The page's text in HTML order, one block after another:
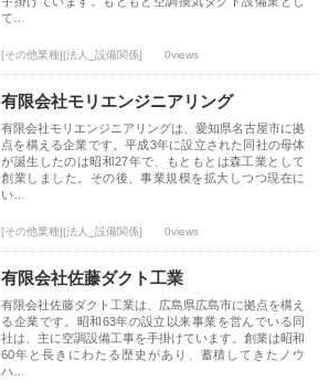
て…
[その他業種][法人_設備関係] 0views
有限会社モリエンジニアリング
有限会社モリエンジニアリングは、愛知県名古屋市に拠
点を構える企業です。平成3年に設立された同社の母体
が誕生したのは昭和27年で、もともとは森工業として
創業しました。その後、事業規模を拡大しつつ現在に
い…
[その他業種][法人_設備関係] 0views
有限会社佐藤ダクト工業
有限会社佐藤ダクト工業は、広島県広島市に拠点を構え
る企業です。昭和63年の設立以来事業を営んでいる同
社は、主に空調設備工事を手掛けています。創業は昭和
60年と長きにわたる歴史があり、蓄積してきたノウ
ハ…